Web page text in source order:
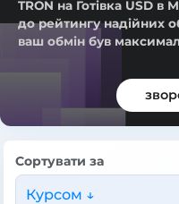
TRON на Готівка USD в
до рейтингу надійних
ваш обмін був
Сортувати за
Курсом ↓